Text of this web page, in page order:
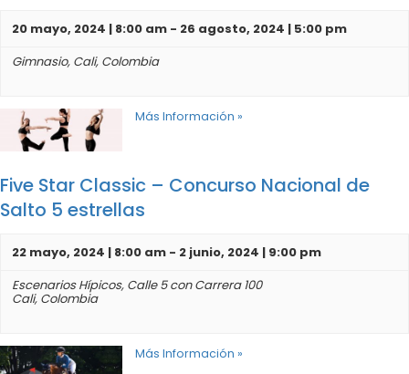
20 mayo, 2024 | 8:00 am - 26 agosto, 2024 | 5:00 pm
Gimnasio, Cali, Colombia
Más Información »
Five Star Classic – Concurso Nacional de
Salto 5 estrellas
22 mayo, 2024 | 8:00 am - 2 junio, 2024 | 9:00 pm
Escenarios Hípicos, Calle 5 con Carrera 100
Cali, Colombia
Más Información »